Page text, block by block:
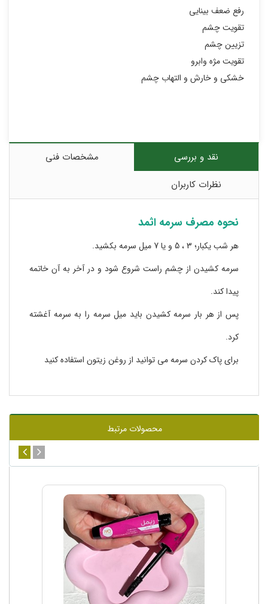
رفع ضعف بینایی
تقویت چشم
تزیین چشم
تقویت مژه وابرو
خشکی و خارش و التهاب چشم
نقد و بررسی
مشخصات فنی
نظرات کاربران
نحوه مصرف سرمه اثمد
هر شب یکبار؛ 3 ، 5 و یا 7 میل سرمه بکشید.
سرمه کشیدن از چشم راست شروع شود و در آخر به آن خاتمه
پیدا کند.
پس از هر بار سرمه کشیدن باید میل سرمه را به سرمه آغشته
کرد.
برای پاک کردن سرمه می توانید از روغن زیتون استفاده کنید
محصولات مرتبط